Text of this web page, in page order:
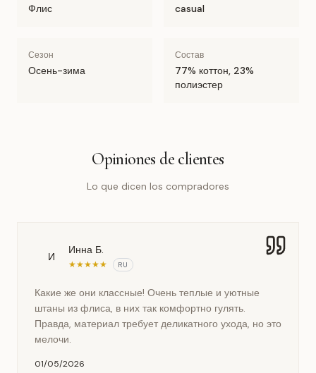
Флис casual
Сезон
Осень-зима
Состав
77% коттон, 23%
полиэстер
Opiniones de clientes
Lo que dicen los compradores
И
Инна Б.
★★★★★ RU
Какие же они классные! Очень теплые и уютные
штаны из флиса, в них так комфортно гулять.
Правда, материал требует деликатного ухода, но это
мелочи.
01/05/2026